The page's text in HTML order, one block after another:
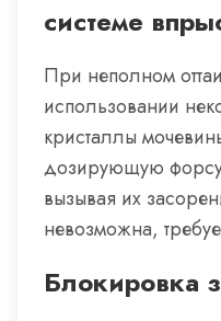
системе
При неполном
использовании
кристаллы
дозирующую
вызывая их
невозможна,
Блокировка